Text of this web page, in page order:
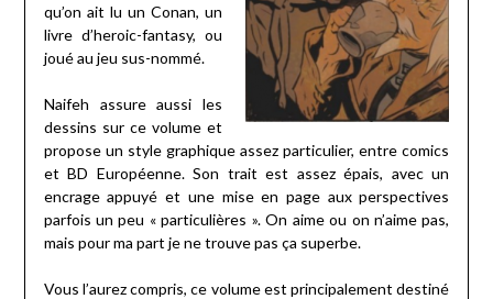
qu’on ait lu un Conan, un
livre d’heroic-fantasy, ou
joué au jeu sus-nommé.
Naifeh assure aussi les
dessins sur ce volume et
propose un style graphique assez particulier, entre comics
et BD Européenne. Son trait est assez épais, avec un
encrage appuyé et une mise en page aux perspectives
parfois un peu « particulières ». On aime ou on n’aime pas,
mais pour ma part je ne trouve pas ça superbe.
Vous l’aurez compris, ce volume est principalement destiné